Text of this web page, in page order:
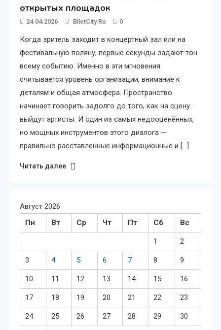
открытых площадок
24.04.2026 BiletCity.ru 0
Когда зритель заходит в концертный зал или на
фестивальную поляну, первые секунды задают тон
всему событию. Именно в эти мгновения
считывается уровень организации, внимание к
деталям и общая атмосфера. Пространство
начинает говорить задолго до того, как на сцену
выйдут артисты. И один из самых недооценённых,
но мощных инструментов этого диалога —
правильно расставленные информационные и […]
Читать далее
Август 2026
Пн
Вт Ср Чт Пт Сб Вс
1 2
3 4 5 6 7 8 9
10 11 12 13 14 15 16
17 18 19 20 21 22 23
24 25 26 27 28 29 30